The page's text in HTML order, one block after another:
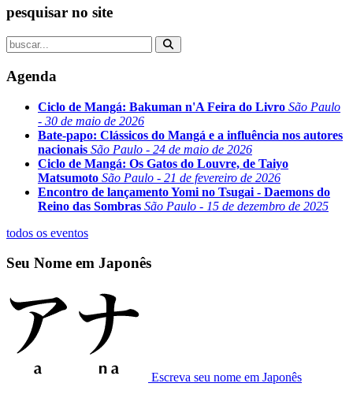
pesquisar no site
Agenda
Ciclo de Mangá: Bakuman n'A Feira do Livro São Paulo
- 30 de maio de 2026
Bate-papo: Clássicos do Mangá e a influência nos autores
nacionais São Paulo - 24 de maio de 2026
Ciclo de Mangá: Os Gatos do Louvre, de Taiyo
Matsumoto São Paulo - 21 de fevereiro de 2026
Encontro de lançamento Yomi no Tsugai - Daemons do
Reino das Sombras São Paulo - 15 de dezembro de 2025
todos os eventos
Seu Nome em Japonês
Escreva seu nome em Japonês